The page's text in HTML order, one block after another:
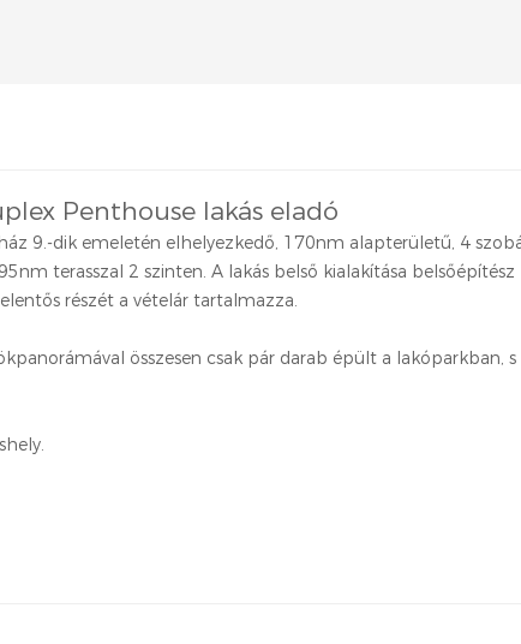
Penthouse lakás eladó
9.-dik emeletén elhelyezkedő, 170nm alapterületű, 4
terasszal 2 szinten. A lakás belső kialakítása belsőépítész
részét a vételár tartalmazza.
összesen csak pár darab épült a lakóparkban, s